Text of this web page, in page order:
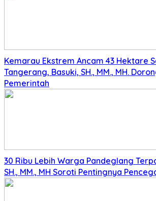
Kemarau Ekstrem Ancam 43 Hektare
Tangerang, Basuki, SH., MM., MH.
Pemerintah
30 Ribu Lebih Warga Pandeglang
SH., MM., MH Soroti Pentingnya